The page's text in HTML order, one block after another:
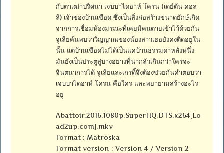
กับตาเฒ่าปริศนา เจบบาไดอาห์ โครน (เดย์ตัน คอล
ลี) เจ้าของบ้านเชือด ซึ่งเป็นสิ่งก่อสร้างขนาดยักษ์เกิด
จากการเชื่อมห้องมรณะที่เคยมีคนตายเข้าไว้ด้วยกัน
จูเลียค้นพบว่าวิญญาณของน้องสาวเธอยังคงติดอยู่ใน
นั้น แต่บ้านเชือดไม่ได้เป็นแค่บ้านธรรมดาหลังหนึ่ง
มันยังเป็นประตูสู่บางอย่างที่น่ากลัวเกินกว่าใครจะ
จินตนาการได้ จูเลียและเกรดี้จึงต้องช่วยกันคำตอบว่า
เจบบาไดอาห์ โครน คือใคร และพยายามสร้างอะไร
อยู่
Abattoir.2016.1080p.SuperHQ.DTS.x264[Lo
ad2up.com].mkv
Format : Matroska
Format version : Version 4 / Version 2